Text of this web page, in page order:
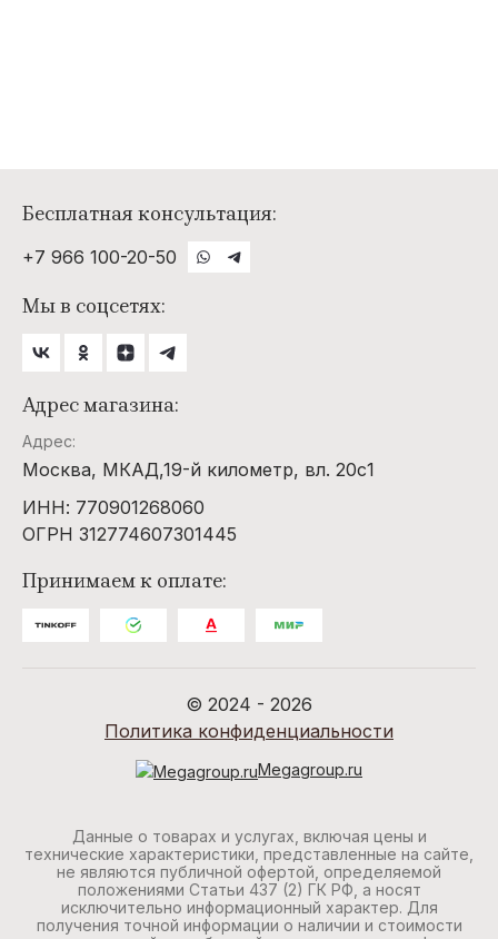
Бесплатная консультация:
+7 966 100-20-50
Мы в соцсетях:
Адрес магазина:
Адрес:
Москва, МКАД,19-й километр, вл. 20с1
ИНН: 770901268060
ОГРН 312774607301445
Принимаем к оплате:
© 2024 - 2026
Политика конфиденциальности
Megagroup.ru
Данные о товарах и услугах, включая цены и
технические характеристики, представленные на сайте,
не являются публичной офертой, определяемой
положениями Статьи 437 (2) ГК РФ, а носят
исключительно информационный характер. Для
получения точной информации о наличии и стоимости